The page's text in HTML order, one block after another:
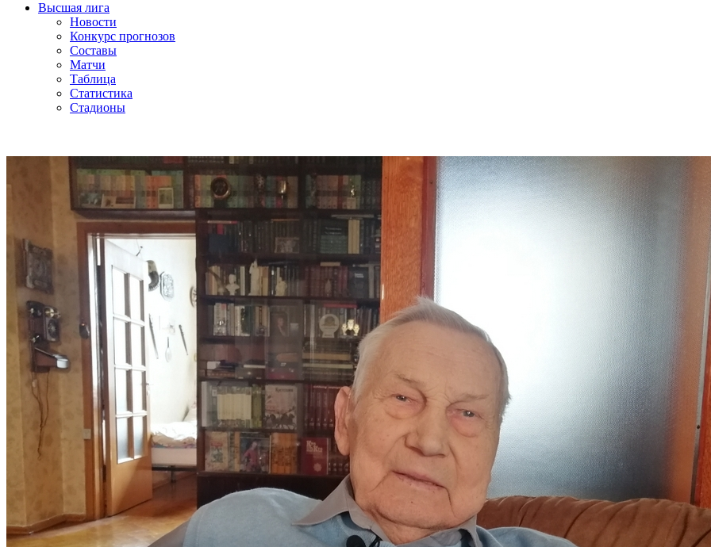
Высшая лига
Новости
Конкурс прогнозов
Составы
Матчи
Таблица
Статистика
Стадионы